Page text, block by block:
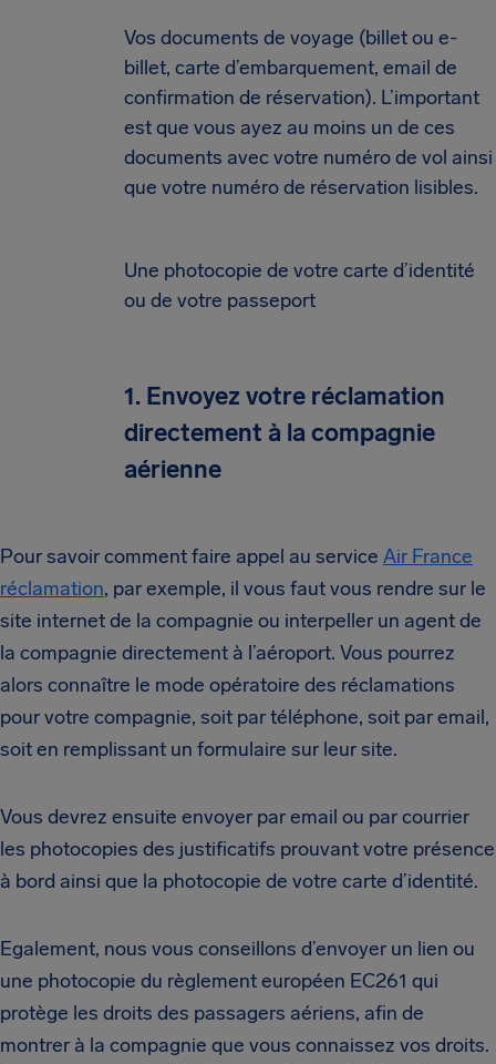
Vos documents de voyage (billet ou e-
billet, carte d’embarquement, email de
confirmation de réservation). L’important
est que vous ayez au moins un de ces
documents avec votre numéro de vol ainsi
que votre numéro de réservation lisibles.
Une photocopie de votre carte d’identité
ou de votre passeport
1. Envoyez votre réclamation
directement à la compagnie
aérienne
Pour savoir comment faire appel au service Air France
réclamation, par exemple, il vous faut vous rendre sur le
site internet de la compagnie ou interpeller un agent de
la compagnie directement à l’aéroport. Vous pourrez
alors connaître le mode opératoire des réclamations
pour votre compagnie, soit par téléphone, soit par email,
soit en remplissant un formulaire sur leur site.
Vous devrez ensuite envoyer par email ou par courrier
les photocopies des justificatifs prouvant votre présence
à bord ainsi que la photocopie de votre carte d’identité.
Egalement, nous vous conseillons d’envoyer un lien ou
une photocopie du règlement européen EC261 qui
protège les droits des passagers aériens, afin de
montrer à la compagnie que vous connaissez vos droits.